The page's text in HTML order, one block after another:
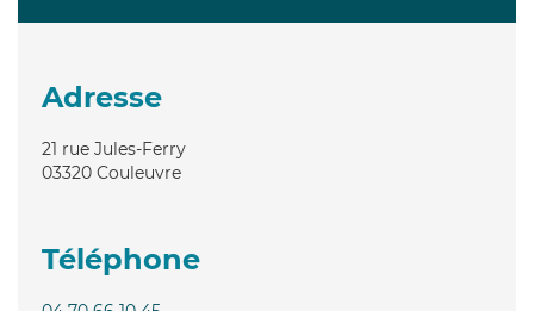
Adresse
21 rue Jules-Ferry
03320 Couleuvre
Téléphone